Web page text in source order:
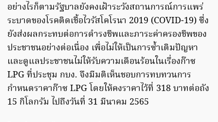
อย่างไรก็ตามรัฐบาลยังคงเฝ้าระวังสถานการณ์การแพร่
ระบาดของโรคติดเชื้อไวรัสโคโรนา 2019 (COVID-19) ซึ่ง
ยังส่งผลกระทบต่อการดำรงชีพและภาระค่าครองชีพของ
ประชาชนอย่างต่อเนื่อง เพื่อไม่ให้เป็นการซ้ำเติมปัญหา
และดูแลประชาชนไม่ให้รับความเดือนร้อนในเรื่องก๊าซ
LPG ที่ประชุม กบง. จึงมีมติเห็นชอบการทบทวนการ
กำหนดราคาก๊าซ LPG โดยให้คงราคาไว้ที่ 318 บาทต่อถัง
15 กิโลกรัม ไปถึงวันที่ 31 มีนาคม 2565